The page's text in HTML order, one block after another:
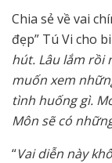
Chia sẻ về vai
đẹp” Tú Vi cho
hút. Lâu lắm rồi
muốn xem
tình huống gì.
Môn sẽ có
“Vai diễn này